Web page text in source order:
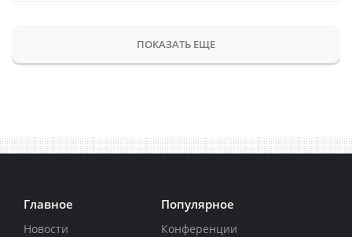
ПОКАЗАТЬ ЕЩЕ
Главное
Новости
Популярное
Конференции